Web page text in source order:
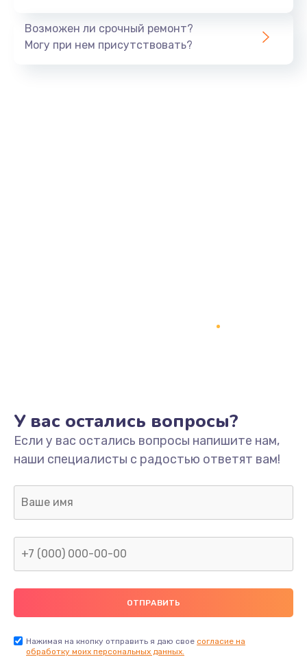
Возможен ли срочный ремонт?
Могу при нем присутствовать?
У вас остались вопросы?
Если у вас остались вопросы напишите нам,
наши специалисты с радостью ответят вам!
Нажимая на кнопку отправить я даю свое согласие на
обработку моих персональных данных.